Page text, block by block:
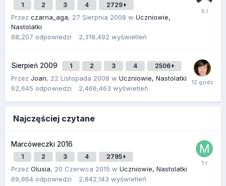
1 2 3 4 2729
Przez czarna_aga, 27 Sierpnia 2008 w Uczniowie,
Nastolatki
68,207 odpowiedzi 2,318,492 wyświetleń
Sierpień 2009 1 2 3 4 2506
Przez Joan, 22 Listopada 2008 w Uczniowie, Nastolatki
62,645 odpowiedzi 2,466,463 wyświetleń
Najczęściej czytane
Marcóweczki 2016
1 2 3 4 2795
Przez Olusia, 20 Czerwca 2015 w Uczniowie, Nastolatki
69,864 odpowiedzi 2,842,143 wyświetleń